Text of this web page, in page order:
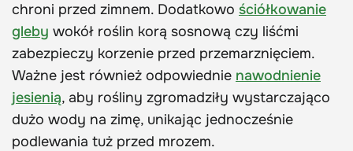
chroni przed zimnem. Dodatkowo ściółkowanie
gleby wokół roślin korą sosnową czy liśćmi
zabezpieczy korzenie przed przemarznięciem.
Ważne jest również odpowiednie nawodnienie
jesienią, aby rośliny zgromadziły wystarczająco
dużo wody na zimę, unikając jednocześnie
podlewania tuż przed mrozem.